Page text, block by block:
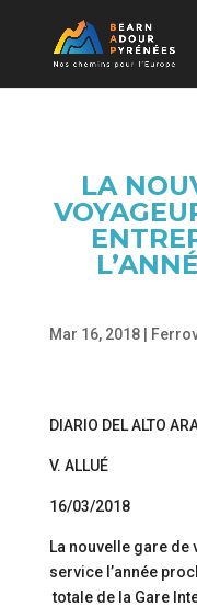
LA
Mar 16, 2018|
DIARIO DEL ALTO
V. ALLUÉ
16/03/2018
La nouvelle gare de
service l’année
totale de la Gare